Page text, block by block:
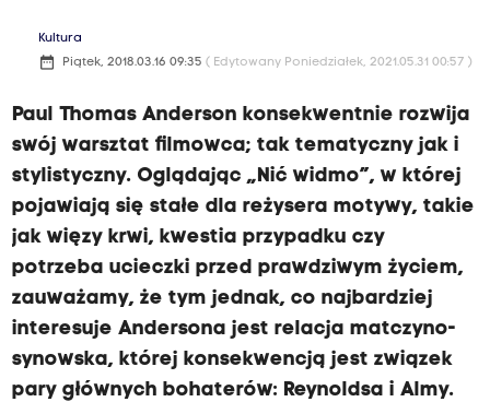
Kultura
date_range Piątek, 2018.03.16 09:35 ( Edytowany Poniedziałek, 2021.05.31 00:57 )
Paul Thomas Anderson konsekwentnie rozwija
swój warsztat filmowca; tak tematyczny jak i
stylistyczny. Oglądając „Nić widmo”, w której
pojawiają się stałe dla reżysera motywy, takie
jak więzy krwi, kwestia przypadku czy
potrzeba ucieczki przed prawdziwym życiem,
zauważamy, że tym jednak, co najbardziej
interesuje Andersona jest relacja matczyno-
synowska, której konsekwencją jest związek
pary głównych bohaterów: Reynoldsa i Almy.